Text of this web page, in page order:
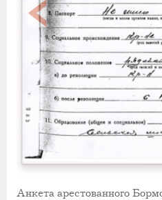
Анкета арестованного